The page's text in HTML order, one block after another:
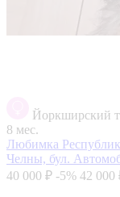
Йоркширский
8 мес.
Любимка
Челны, бул.
40 000 ₽ -5% 42 000